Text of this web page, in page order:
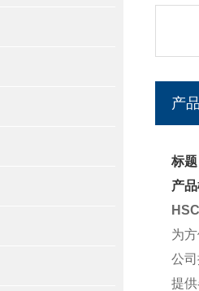
产
标
产
为
公
提